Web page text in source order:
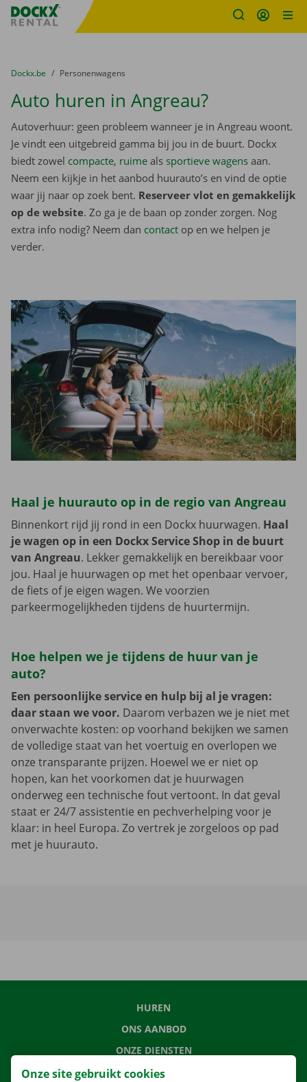
Fratello DEMO
U bevindt zich hier:
van
Dockx.be naar
Personenwagens
Auto huren in Angreau?
Autoverhuur: geen probleem wanneer je in Angreau woont.
Je vindt een uitgebreid gamma bij jou in de buurt. Dockx
biedt zowel compacte, ruime als sportieve wagens aan.
Neem een kijkje in het aanbod huurauto’s en vind de optie
waar jij naar op zoek bent. Reserveer vlot en gemakkelijk
op de website. Zo ga je de baan op zonder zorgen. Nog
extra info nodig? Neem dan contact op en we helpen je
verder.
Haal je huurauto op in de regio van Angreau
Binnenkort rijd jij rond in een Dockx huurwagen. Haal
je wagen op in een Dockx Service Shop in de buurt
van Angreau. Lekker gemakkelijk en bereikbaar voor
jou. Haal je huurwagen op met het openbaar vervoer,
de fiets of je eigen wagen. We voorzien
parkeermogelijkheden tijdens de huurtermijn.
Hoe helpen we je tijdens de huur van je
auto?
Een persoonlijke service en hulp bij al je vragen:
daar staan we voor. Daarom verbazen we je niet met
onverwachte kosten: op voorhand bekijken we samen
de volledige staat van het voertuig en overlopen we
onze transparante prijzen. Hoewel we er niet op
hopen, kan het voorkomen dat je huurwagen
onderweg een technische fout vertoont. In dat geval
staat er 24/7 assistentie en pechverhelping voor je
klaar: in heel Europa. Zo vertrek je zorgeloos op pad
met je huurauto.
HUREN
ONS AANBOD
ONZE DIENSTEN
LOCATIES
Onze site gebruikt cookies